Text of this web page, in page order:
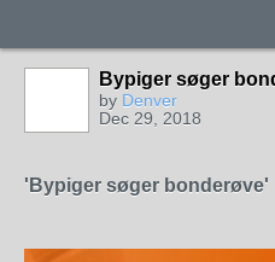
Bypiger søger
by Denver
Dec 29, 2018
'Bypiger søger bonderøve'